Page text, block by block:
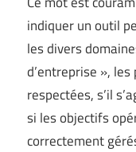
indiquer un outil
les divers
d’entreprise »,
respectées, s’il
si les objectifs
correctement